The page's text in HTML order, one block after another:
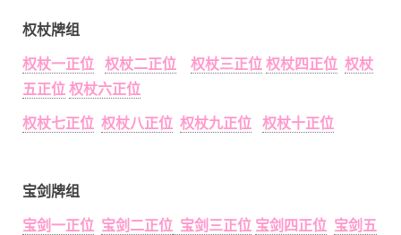
权杖牌组
权杖一正位
权杖二正位 权杖三正位 权杖四正位 权杖
五正位 权杖六正位
权杖七正位 权杖八正位 权杖九正位 权杖十正位
宝剑牌组
宝剑一正位 宝剑二正位 宝剑三正位 宝剑四正位 宝剑五